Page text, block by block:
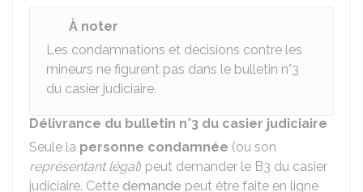
À noter
Les condamnations et décisions contre les
mineurs ne figurent pas dans le bulletin n°3
du casier judiciaire.
Délivrance du bulletin n°3 du casier judiciaire
Seule la personne condamnée (ou son
représentant légal) peut demander le B3 du casier
judiciaire. Cette demande peut être faite en ligne